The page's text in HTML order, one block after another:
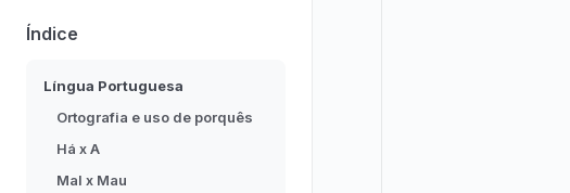
Índice
Língua Portuguesa
Ortografia e uso de porquês
Há x A
Mal x Mau